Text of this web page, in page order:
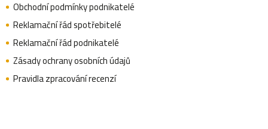
a
t
Obchodní podmínky podnikatelé
Reklamační řád spotřebitelé
Reklamační řád podnikatelé
Zásady ochrany osobních údajů
Pravidla zpracování recenzí